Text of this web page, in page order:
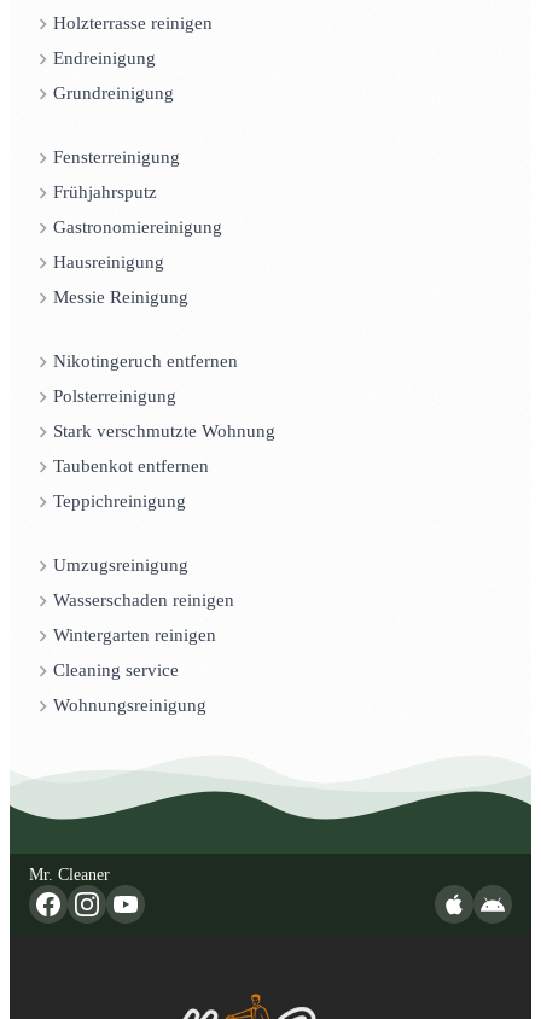
Holzterrasse reinigen
Endreinigung
Grundreinigung
Fensterreinigung
Frühjahrsputz
Gastronomiereinigung
Hausreinigung
Messie Reinigung
Nikotingeruch entfernen
Polsterreinigung
Stark verschmutzte Wohnung
Taubenkot entfernen
Teppichreinigung
Umzugsreinigung
Wasserschaden reinigen
Wintergarten reinigen
Cleaning service
Wohnungsreinigung
Mr. Cleaner